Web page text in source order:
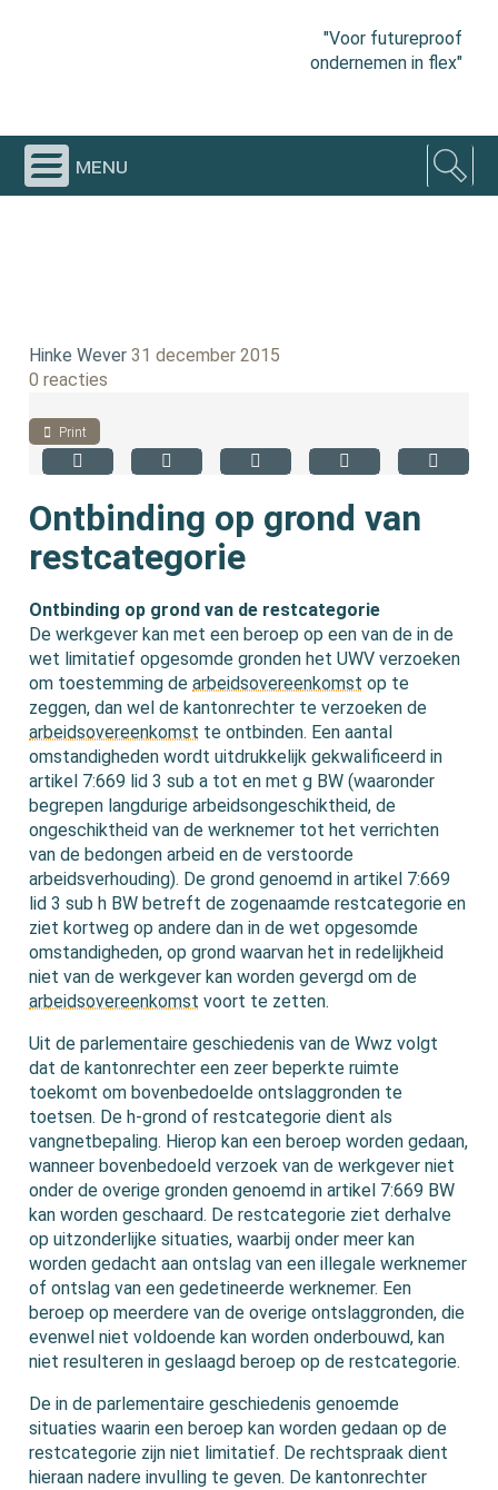
"Voor futureproof
ondernemen in flex"
menu
Hinke Wever 31 december 2015
0 reacties
Print
Ontbinding op grond van
restcategorie
Ontbinding op grond van de restcategorie
De werkgever kan met een beroep op een van de in de
wet limitatief opgesomde gronden het UWV verzoeken
om toestemming dearbeidsovereenkomst op te
zeggen, dan wel de kantonrechter te verzoeken de
arbeidsovereenkomst te ontbinden. Een aantal
omstandigheden wordt uitdrukkelijk gekwalificeerd in
artikel 7:669 lid 3 sub a tot en met g BW (waaronder
begrepen langdurige arbeidsongeschiktheid, de
ongeschiktheid van de werknemer tot het verrichten
van de bedongen arbeid en de verstoorde
arbeidsverhouding). De grond genoemd in artikel 7:669
lid 3 sub h BW betreft de zogenaamde restcategorie en
ziet kortweg op andere dan in de wet opgesomde
omstandigheden, op grond waarvan het in redelijkheid
niet van de werkgever kan worden gevergd om de
arbeidsovereenkomst voort te zetten.
Uit de parlementaire geschiedenis van de Wwz volgt
dat de kantonrechter een zeer beperkte ruimte
toekomt om bovenbedoelde ontslaggronden te
toetsen. De h-grond of restcategorie dient als
vangnetbepaling. Hierop kan een beroep worden gedaan,
wanneer bovenbedoeld verzoek van de werkgever niet
onder de overige gronden genoemd in artikel 7:669 BW
kan worden geschaard. De restcategorie ziet derhalve
op uitzonderlijke situaties, waarbij onder meer kan
worden gedacht aan ontslag van een illegale werknemer
of ontslag van een gedetineerde werknemer. Een
beroep op meerdere van de overige ontslaggronden, die
evenwel niet voldoende kan worden onderbouwd, kan
niet resulteren in geslaagd beroep op de restcategorie.
De in de parlementaire geschiedenis genoemde
situaties waarin een beroep kan worden gedaan op de
restcategorie zijn niet limitatief. De rechtspraak dient
hieraan nadere invulling te geven. De kantonrechter